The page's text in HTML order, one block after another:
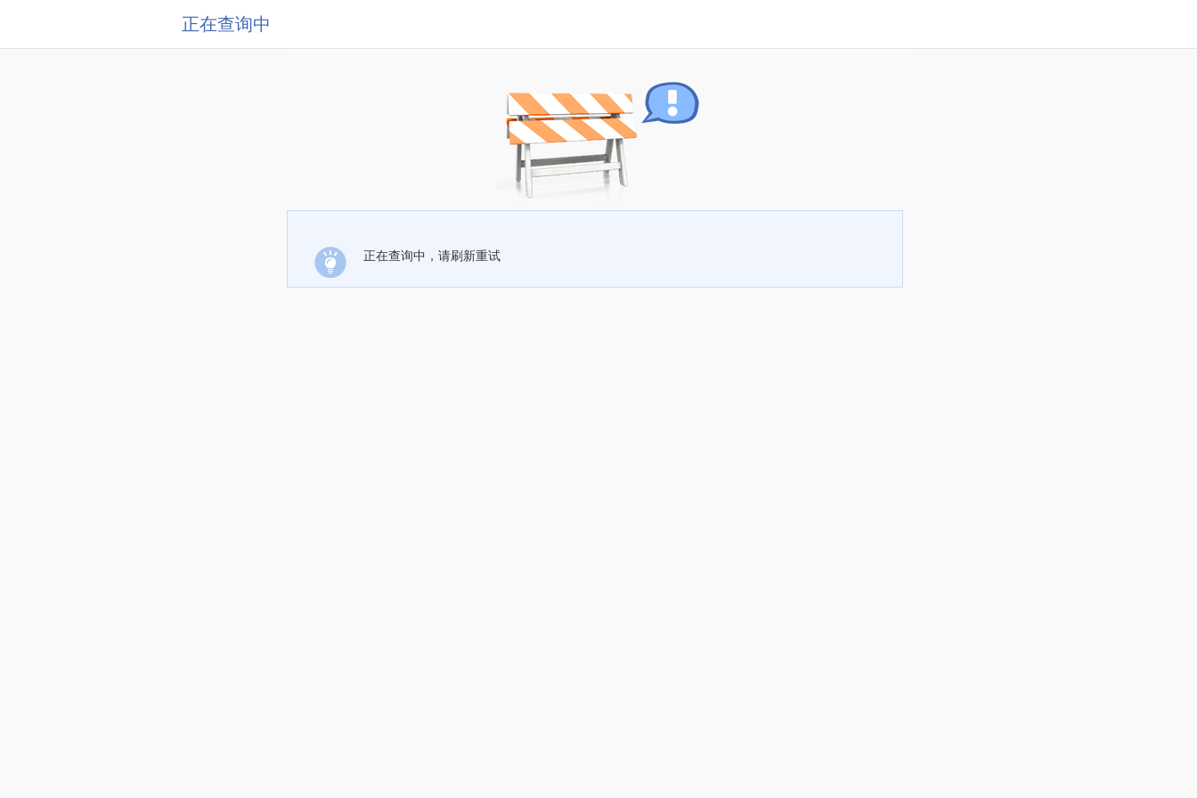
正在查询中
正在查询中，请刷新重试